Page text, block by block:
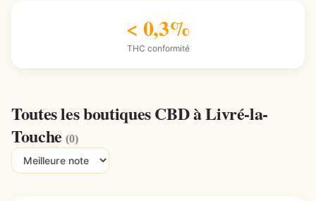
< 0,3%
THC conformité
Toutes les boutiques CBD à Livré-la-
Touche(0)